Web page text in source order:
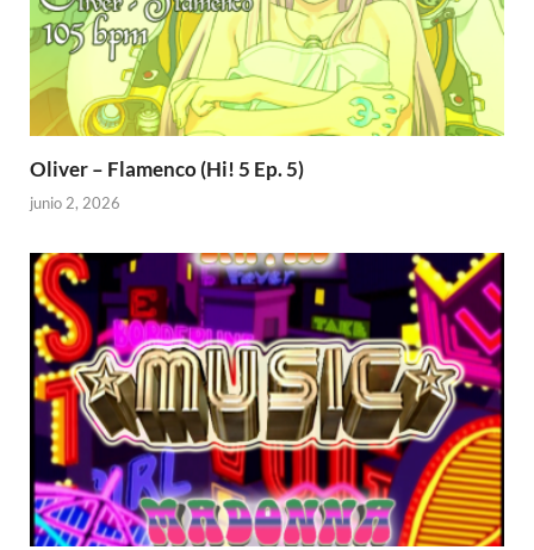
Oliver – Flamenco (Hi! 5 Ep. 5)
junio 2, 2026